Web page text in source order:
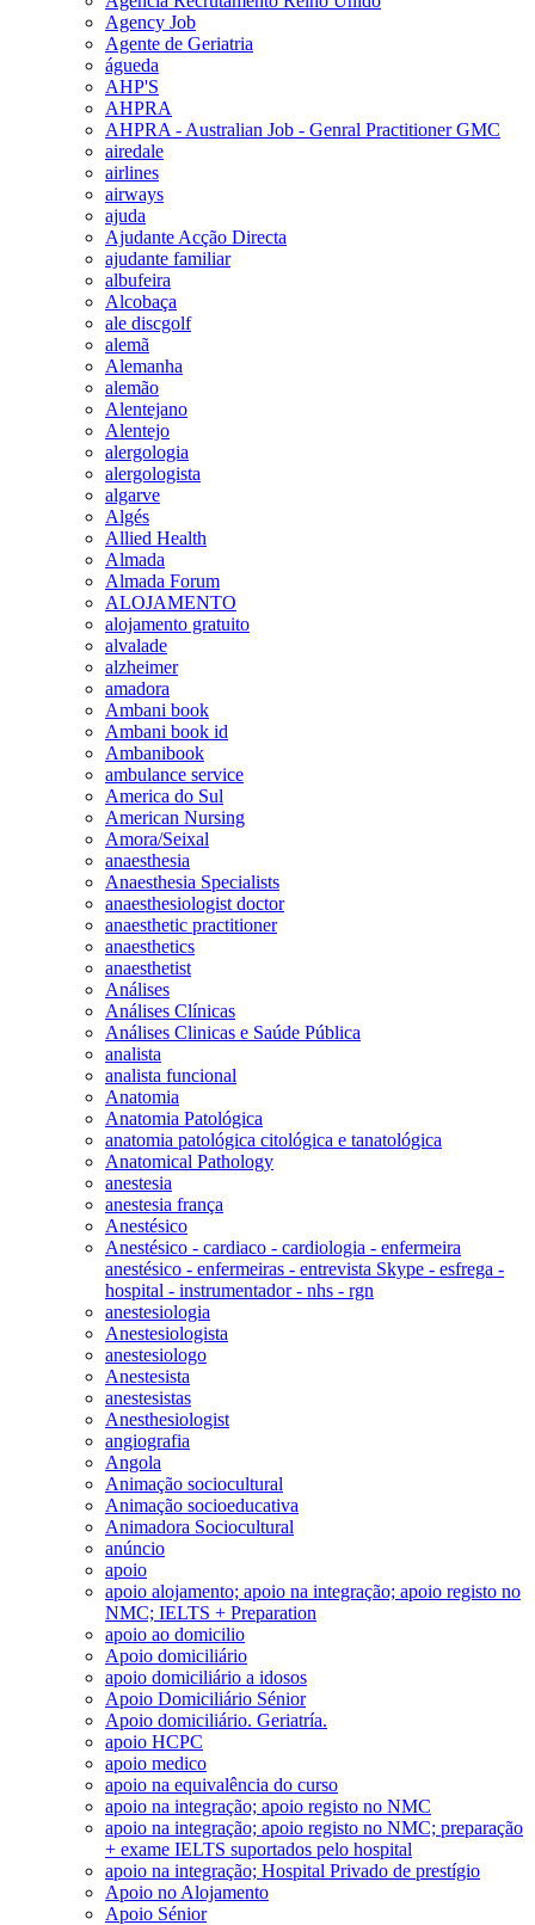
Agency Job
Agente de Geriatria
águeda
AHP'S
AHPRA
AHPRA - Australian Job - Genral Practitioner GMC
airedale
airlines
airways
ajuda
Ajudante Acção Directa
ajudante familiar
albufeira
Alcobaça
ale discgolf
alemã
Alemanha
alemão
Alentejano
Alentejo
alergologia
alergologista
algarve
Algés
Allied Health
Almada
Almada Forum
ALOJAMENTO
alojamento gratuito
alvalade
alzheimer
amadora
Ambani book
Ambani book id
Ambanibook
ambulance service
America do Sul
American Nursing
Amora/Seixal
anaesthesia
Anaesthesia Specialists
anaesthesiologist doctor
anaesthetic practitioner
anaesthetics
anaesthetist
Análises
Análises Clínicas
Análises Clinicas e Saúde Pública
analista
analista funcional
Anatomia
Anatomia Patológica
anatomia patológica citológica e tanatológica
Anatomical Pathology
anestesia
anestesia frança
Anestésico
Anestésico - cardiaco - cardiologia - enfermeira
anestésico - enfermeiras - entrevista Skype - esfrega -
hospital - instrumentador - nhs - rgn
anestesiologia
Anestesiologista
anestesiologo
Anestesista
anestesistas
Anesthesiologist
angiografia
Angola
Animação sociocultural
Animação socioeducativa
Animadora Sociocultural
anúncio
apoio
apoio alojamento; apoio na integração; apoio registo no
NMC; IELTS + Preparation
apoio ao domicilio
Apoio domiciliário
apoio domiciliário a idosos
Apoio Domiciliário Sénior
Apoio domiciliário. Geriatría.
apoio HCPC
apoio medico
apoio na equivalência do curso
apoio na integração; apoio registo no NMC
apoio na integração; apoio registo no NMC; preparação
+ exame IELTS suportados pelo hospital
apoio na integração; Hospital Privado de prestígio
Apoio no Alojamento
Apoio Sénior